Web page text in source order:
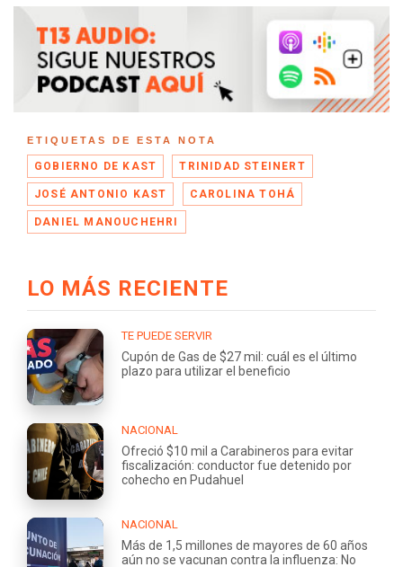
ETIQUETAS DE ESTA NOTA
GOBIERNO DE KAST TRINIDAD STEINERT
JOSÉ ANTONIO KAST CAROLINA TOHÁ
DANIEL MANOUCHEHRI
LO MÁS RECIENTE
TE PUEDE SERVIR
Cupón de Gas de $27 mil: cuál es el último
plazo para utilizar el beneficio
NACIONAL
Ofreció $10 mil a Carabineros para evitar
fiscalización: conductor fue detenido por
cohecho en Pudahuel
NACIONAL
Más de 1,5 millones de mayores de 60 años
aún no se vacunan contra la influenza: No